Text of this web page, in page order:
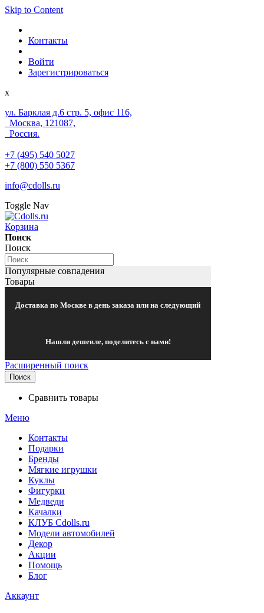
Skip to Content
Контакты
Войти
Зарегистрироваться
x
ул. Барклая д.6 стр. 5, офис 116,
Москва, 121087,
Россия.
+7 (495) 540 5027
+7 (800) 550 5367
info@cdolls.ru
Toggle Nav
Корзина
Поиск
Поиск
Популярные совпадения
Товары
Доставка по Москве в день заказа или на следующий
Нашли дешевле, поделитесь с нами!
Расширенный поиск
Поиск
Сравнить товары
Меню
Контакты
Подарки
Бренды
Мягкие игрушки
Куклы
Фигурки
Медведи
Качалки
КЛУБ Cdolls.ru
Модели автомобилей
Декор
Акции
Помощь
Блог
Аккаунт